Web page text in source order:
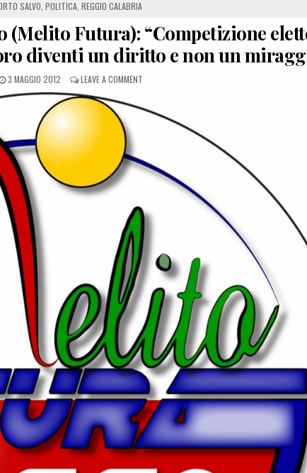
SALVO ,POLITICA ,REGGIO CALABRIA
(Melito Futura): “Competizione
diventi un diritto e non un
POSTED ON
3 MAGGIO 2012 LEAVE A COMMENTON MELITO PORTO SALVO (RC), ROMEO